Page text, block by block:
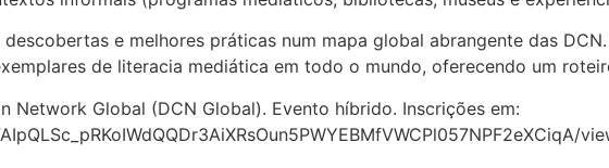
e melhores práticas num mapa global abrangente das
de literacia mediática em todo o mundo, oferecendo um
Network Global (DCN Global). Evento híbrido. Inscrições em: